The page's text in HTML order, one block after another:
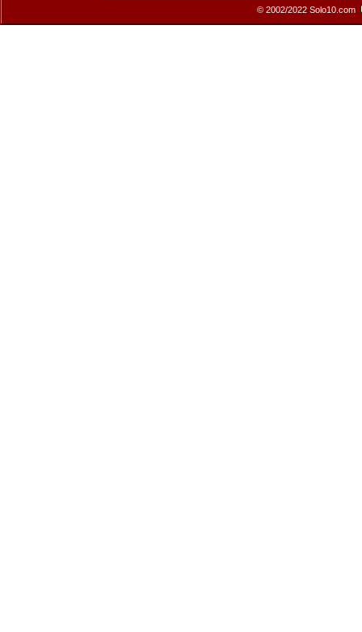
© 2002/2022 Solo10.com